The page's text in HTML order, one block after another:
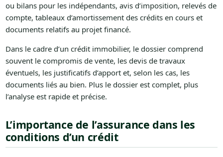
ou bilans pour les indépendants, avis d’imposition, relevés de
compte, tableaux d’amortissement des crédits en cours et
documents relatifs au projet financé.
Dans le cadre d’un crédit immobilier, le dossier comprend
souvent le compromis de vente, les devis de travaux
éventuels, les justificatifs d’apport et, selon les cas, les
documents liés au bien. Plus le dossier est complet, plus
l’analyse est rapide et précise.
L’importance de l’assurance dans les
conditions d’un crédit